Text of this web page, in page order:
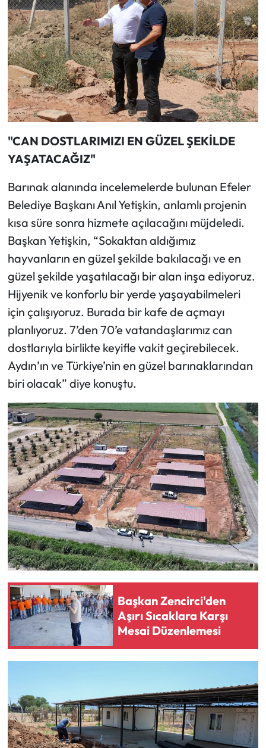
"CAN DOSTLARIMIZI EN GÜZEL ŞEKİLDE
YAŞATACAĞIZ"
Barınak alanında incelemelerde bulunan Efeler
Belediye Başkanı Anıl Yetişkin, anlamlı projenin
kısa süre sonra hizmete açılacağını müjdeledi.
Başkan Yetişkin, “Sokaktan aldığımız
hayvanların en güzel şekilde bakılacağı ve en
güzel şekilde yaşatılacağı bir alan inşa ediyoruz.
Hijyenik ve konforlu bir yerde yaşayabilmeleri
için çalışıyoruz. Burada bir kafe de açmayı
planlıyoruz. 7’den 70’e vatandaşlarımız can
dostlarıyla birlikte keyifle vakit geçirebilecek.
Aydın’ın ve Türkiye’nin en güzel barınaklarından
biri olacak” diye konuştu.
Başkan Zencirci'den
Aşırı Sıcaklara Karşı
Mesai Düzenlemesi